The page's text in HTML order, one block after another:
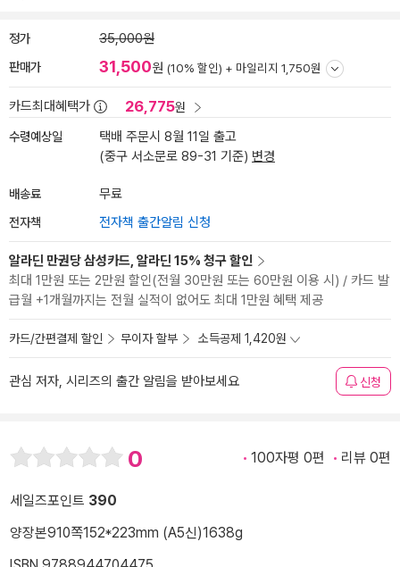
정가 35,000원
판매가 31,500원 (10% 할인) + 마일리지 1,750원
카드최대혜택가 26,775원
수령예상일
택배 주문시 8월 11일 출고
(중구 서소문로 89-31 기준) 변경
배송료 무료
전자책 전자책 출간알림 신청
알라딘 만권당 삼성카드, 알라딘 15% 청구 할인
최대 1만원 또는 2만원 할인(전월 30만원 또는 60만원 이용 시) / 카드 발
급월 +1개월까지는 전월 실적이 없어도 최대 1만원 혜택 제공
카드/간편결제 할인 무이자 할부 소득공제 1,420원
관심 저자, 시리즈의 출간 알림을 받아보세요 신청
0 100자평 0편 리뷰 0편
세일즈포인트 390
양장본910쪽152*223mm (A5신)1638g